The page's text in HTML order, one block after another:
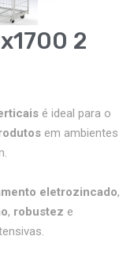
2
é ideal para o
em ambientes
eletrozincado,
, robustez e